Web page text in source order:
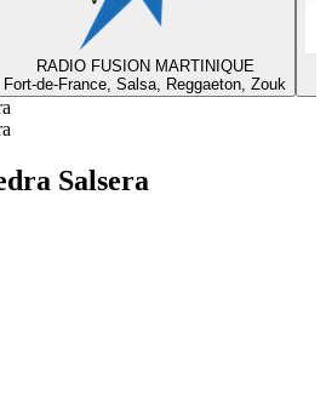
RADIO FUSION MARTINIQUE
Fort-de-France, Salsa, Reggaeton, Zouk
Salsera